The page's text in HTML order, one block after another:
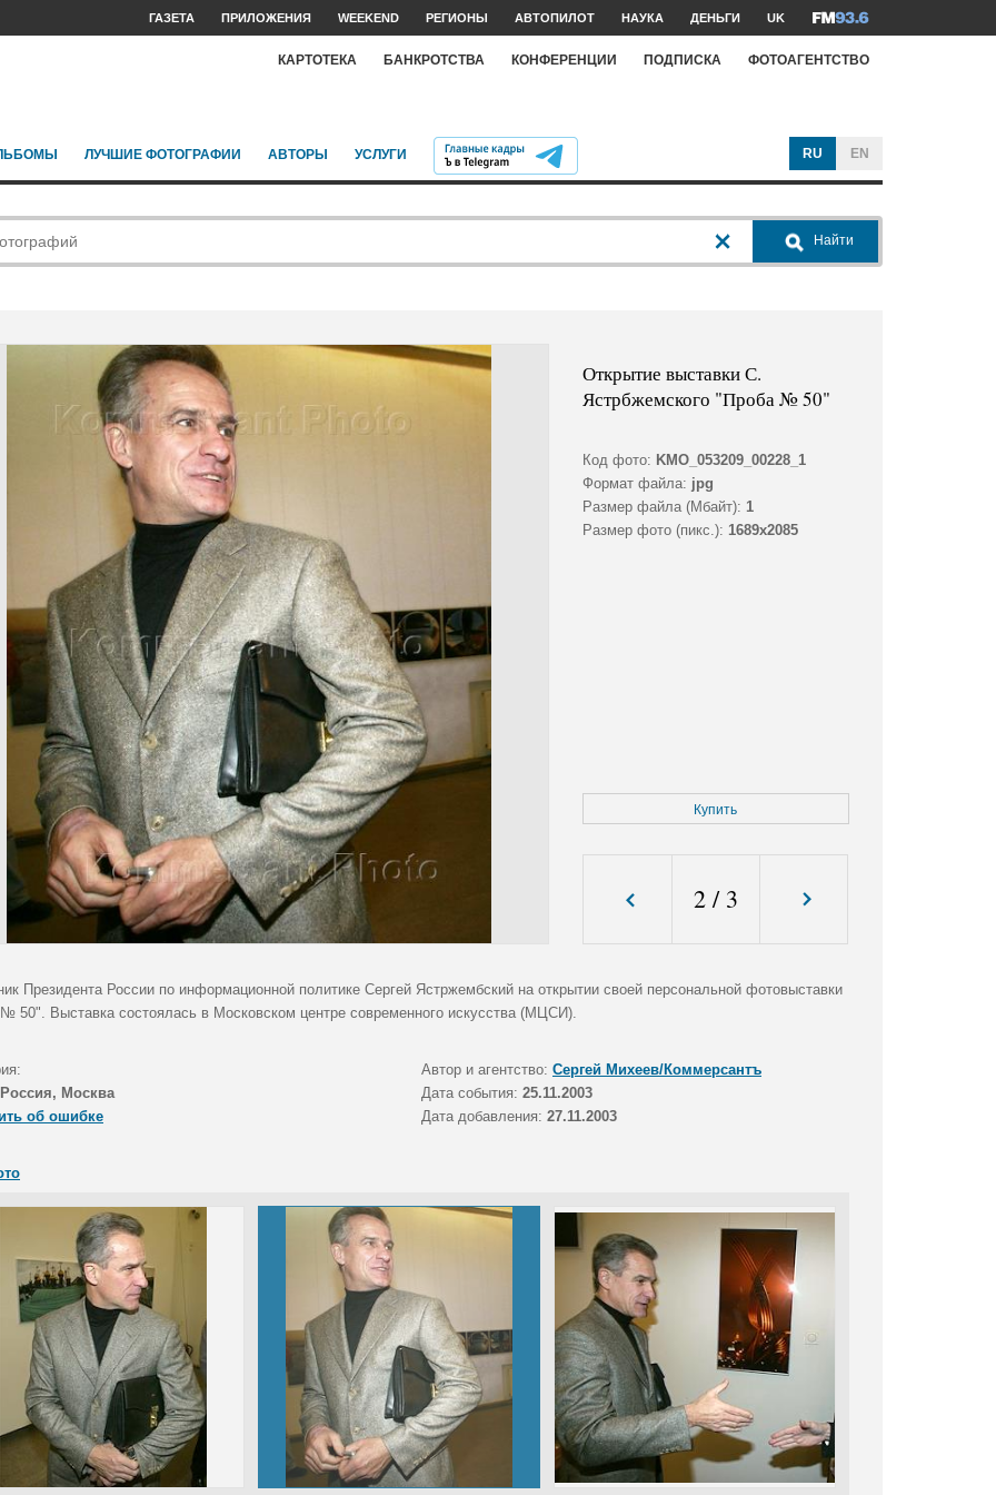
ГАЗЕТА ПРИЛОЖЕНИЯ WEEKEND РЕГИОНЫ АВТОПИЛОТ НАУКА ДЕНЬГИ UK
КАРТОТЕКА БАНКРОТСТВА КОНФЕРЕНЦИИ ПОДПИСКА ФОТОАГЕНТСТВО
ЛУЧШИЕ ФОТОГРАФИИ АВТОРЫ УСЛУГИ RU EN
Найти
Открытие выставки С.
Ястрбжемского "Проба № 50"
Код фото: KMO_053209_00228_1
Формат файла: jpg
Размер файла (Мбайт): 1
Размер фото (пикс.): 1689x2085
Купить
2/ 3
Президента России по информационной политике Сергей Ястржембский на открытии своей персональной фотовыставки
50". Выставка состоялась в Московском центре современного искусства (МЦСИ).
Автор и агентство: Сергей Михеев/Коммерсантъ
Россия, Москва Дата события: 25.11.2003
об ошибке
Дата добавления: 27.11.2003